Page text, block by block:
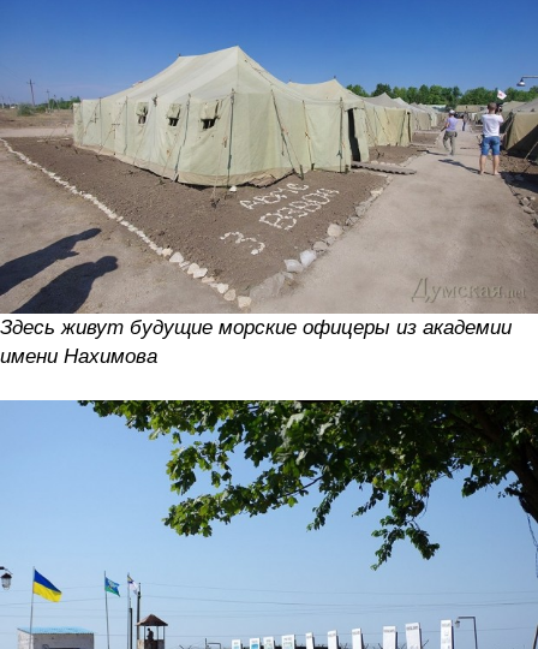
Здесь живут будущие морские офицеры из академии
имени Нахимова